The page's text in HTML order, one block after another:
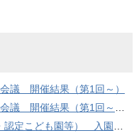
議 開催結果（第1回～）
催結果（第1回～第2回）
ども園等） 入園案内と手続